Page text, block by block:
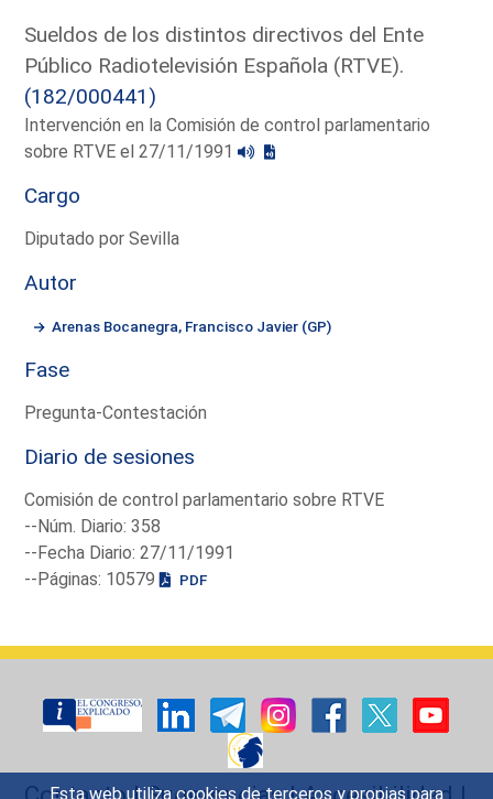
Esta web utiliza cookies de terceros y propias para
Sueldos de los distintos directivos del Ente
Público Radiotelevisión Española (RTVE).
(182/000441)
Intervención en la Comisión de control parlamentario
sobre RTVE el 27/11/1991
Cargo
Diputado por Sevilla
Autor
Arenas Bocanegra, Francisco Javier (GP)
Fase
Pregunta-Contestación
Diario de sesiones
Comisión de control parlamentario sobre RTVE
--Núm. Diario: 358
--Fecha Diario: 27/11/1991
--Páginas: 10579
PDF